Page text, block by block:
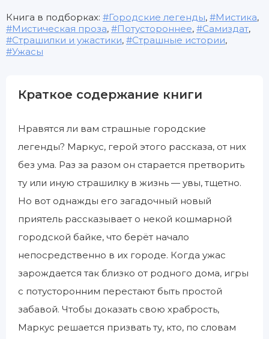
Книга в подборках: Городские легенды, Мистика,
Мистическая проза, Потустороннее, Самиздат,
Страшилки и ужастики, Страшные истории,
Ужасы
Краткое содержание книги
Нравятся ли вам страшные городские
легенды? Маркус, герой этого рассказа, от них
без ума. Раз за разом он старается претворить
ту или иную страшилку в жизнь — увы, тщетно.
Но вот однажды его загадочный новый
приятель рассказывает о некой кошмарной
городской байке, что берёт начало
непосредственно в их городе. Когда ужас
зарождается так близко от родного дома, игры
с потусторонним перестают быть простой
забавой. Чтобы доказать свою храбрость,
Маркус решается призвать ту, кто, по словам